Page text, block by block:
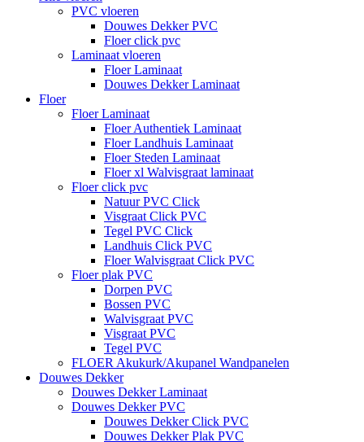
PVC vloeren
Douwes Dekker PVC
Floer click pvc
Laminaat vloeren
Floer Laminaat
Douwes Dekker Laminaat
Floer
Floer Laminaat
Floer Authentiek Laminaat
Floer Landhuis Laminaat
Floer Steden Laminaat
Floer xl Walvisgraat laminaat
Floer click pvc
Natuur PVC Click
Visgraat Click PVC
Tegel PVC Click
Landhuis Click PVC
Floer Walvisgraat Click PVC
Floer plak PVC
Dorpen PVC
Bossen PVC
Walvisgraat PVC
Visgraat PVC
Tegel PVC
FLOER Akukurk/Akupanel Wandpanelen
Douwes Dekker
Douwes Dekker Laminaat
Douwes Dekker PVC
Douwes Dekker Click PVC
Douwes Dekker Plak PVC